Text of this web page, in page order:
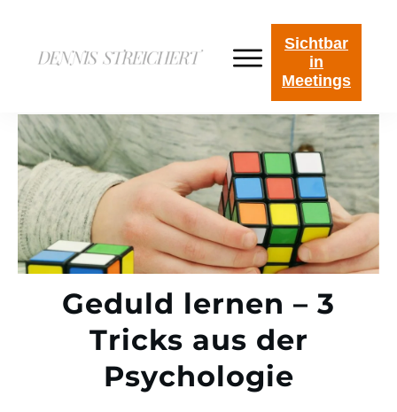
Sichtbar
in
Meetings
Geduld lernen – 3
Tricks aus der
Psychologie